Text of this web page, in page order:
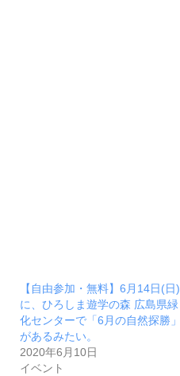
【自由参加・無料】6月14日(日)
に、ひろしま遊学の森 広島県緑
化センターで「6月の自然探勝」
があるみたい。
2020年6月10日
イベント